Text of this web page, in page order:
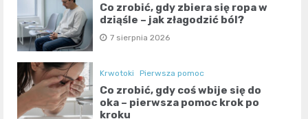
Co zrobić, gdy zbiera się ropa w
dziąśle – jak złagodzić ból?
7 sierpnia 2026
Krwotoki Pierwsza pomoc
Co zrobić, gdy coś wbije się do
oka – pierwsza pomoc krok po
kroku